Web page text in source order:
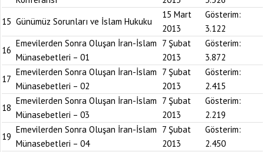
15 Günümüz Sorunları ve İslam Hukuku
15 Mart
2013
Gösterim:
3.122
16
Emevilerden Sonra Oluşan İran-İslam
Münasebetleri – 01
7 Şubat
2013
Gösterim:
3.872
17
Emevilerden Sonra Oluşan İran-İslam
Münasebetleri – 02
7 Şubat
2013
Gösterim:
2.415
18
Emevilerden Sonra Oluşan İran-İslam
Münasebetleri – 03
7 Şubat
2013
Gösterim:
2.219
19
Emevilerden Sonra Oluşan İran-İslam
Münasebetleri – 04
7 Şubat
2013
Gösterim:
2.450